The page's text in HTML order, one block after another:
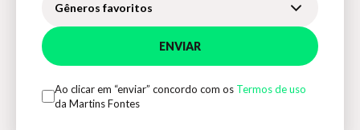
Gêneros favoritos
ENVIAR
Ao clicar em “enviar” concordo com os Termos de uso
da Martins Fontes